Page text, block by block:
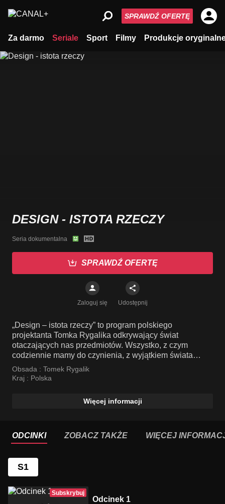
Za darmo Seriale Sport Filmy Produkcje
SPRAWDŹ OFERTĘ
DESIGN - ISTOTA RZECZY
Seria dokumentalna
SPRAWDŹ OFERTĘ
Zaloguj się Udostępnij
„Design – istota rzeczy” to program polskiego
projektanta Tomka Rygalika odkrywający świat
otaczających nas przedmiotów. Wszystko, z czym
codziennie mamy do czynienia, z wyjątkiem świata
natury, jest dziełem człowieka.
Obsada : Tomek Rygalik
Kraj : Polska
Więcej informacji
ODCINKI ZOBACZ TAKŻE WIĘCEJ
S1
Subskrybuj
Odcinek 1